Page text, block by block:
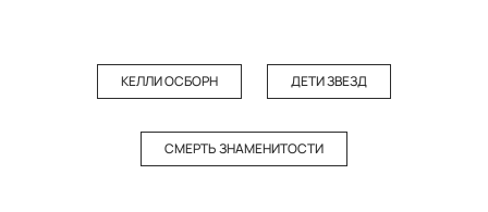
КЕЛЛИ ОСБОРН ДЕТИ ЗВЕЗД
СМЕРТЬ ЗНАМЕНИТОСТИ